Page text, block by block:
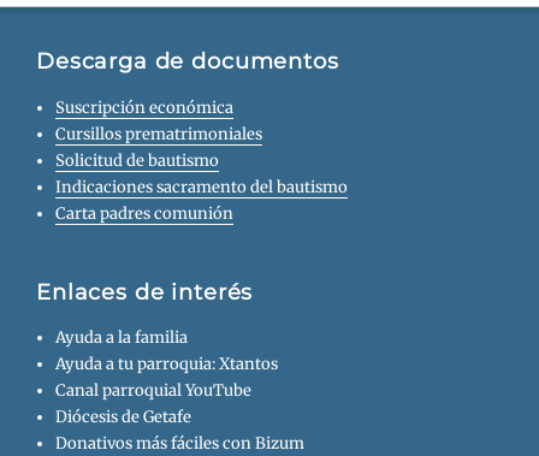
Descarga de documentos
Suscripción económica
Cursillos prematrimoniales
Solicitud de bautismo
Indicaciones sacramento del bautismo
Carta padres comunión
Enlaces de interés
Ayuda a la familia
Ayuda a tu parroquia: Xtantos
Canal parroquial YouTube
Diócesis de Getafe
Donativos más fáciles con Bizum